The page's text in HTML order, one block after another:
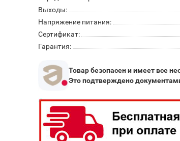
Выходы:
Напряжение питания:
Сертификат:
Гарантия:
Товар безопасен и имеет все
Это подтверждено